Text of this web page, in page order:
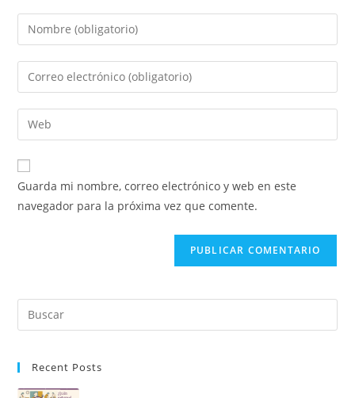
Introduce
tu
nombre
de
usuario
para
comentar
Introduce
tu
dirección
de
electrónico
para
comentar
Introduce
la
URL
de
Guarda mi nombre, correo electrónico y web en este
navegador para la próxima vez que comente.
Recent Posts